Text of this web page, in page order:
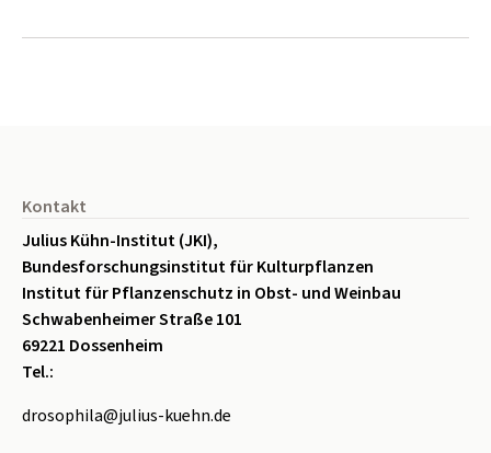
Kontakt
Julius Kühn-Institut (JKI),
Bundesforschungsinstitut für Kulturpflanzen
Institut für Pflanzenschutz in Obst- und Weinbau
Schwabenheimer Straße 101
69221 Dossenheim
Tel.:
drosophila@julius-kuehn.de